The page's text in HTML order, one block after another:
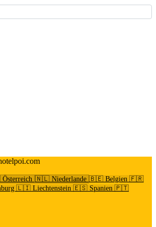
🇳🇱 Niederlande 🇧🇪 Belgien 🇫🇷
🇱🇮 Liechtenstein 🇪🇸 Spanien 🇵🇹